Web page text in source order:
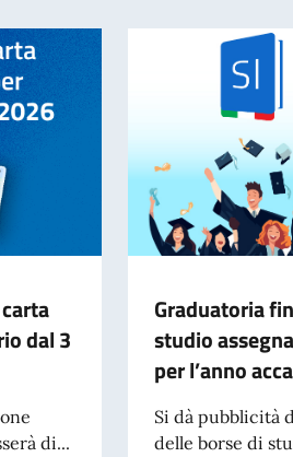
dal 3
di...
Graduatoria
studio
per l’anno
Si dà pubblicità
delle borse di